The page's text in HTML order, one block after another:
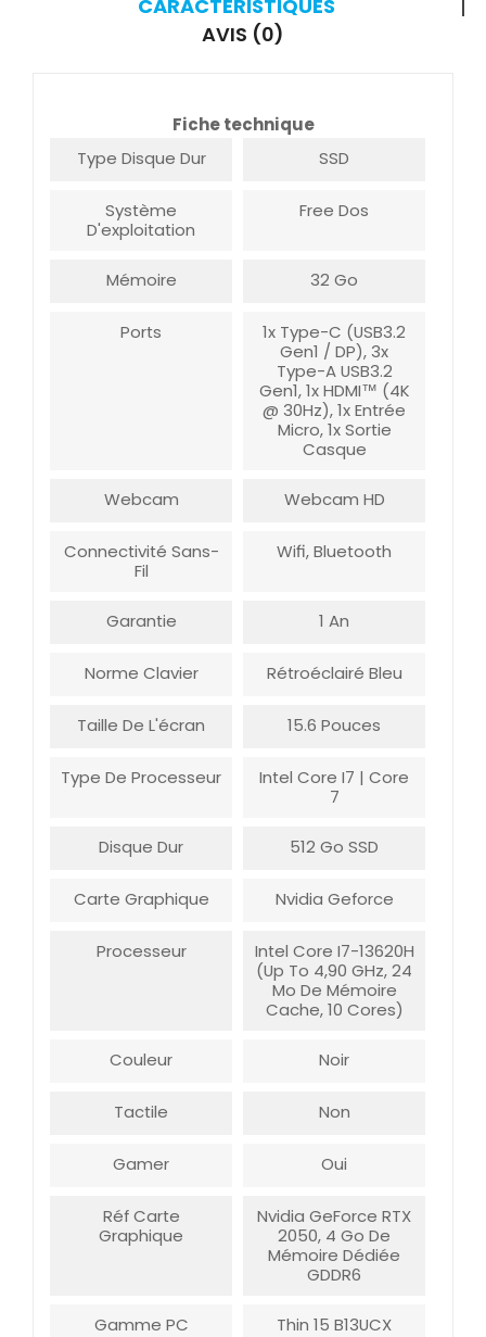
CARACTÉRISTIQUES
AVIS (0)
Fiche technique
Type Disque Dur
SSD
Système
D'exploitation
Free Dos
Mémoire 32 Go
Ports
1x Type-C (USB3.2
Gen1 / DP), 3x
Type-A USB3.2
Gen1, 1x HDMI™ (4K
@ 30Hz), 1x Entrée
Micro, 1x Sortie
Casque
Webcam Webcam HD
Connectivité Sans-
Fil
Wifi, Bluetooth
Garantie 1 An
Norme Clavier Rétroéclairé Bleu
Taille De L'écran 15.6 Pouces
Type De Processeur
Intel Core I7 | Core
7
Disque Dur 512 Go SSD
Carte Graphique Nvidia Geforce
Processeur
Intel Core I7-13620H
(up To 4,90 GHz, 24
Mo De Mémoire
Cache, 10 Cores)
Couleur Noir
Tactile Non
Gamer Oui
Réf Carte
Graphique
Nvidia GeForce RTX
2050, 4 Go De
Mémoire Dédiée
GDDR6
Gamme PC Thin 15 B13UCX